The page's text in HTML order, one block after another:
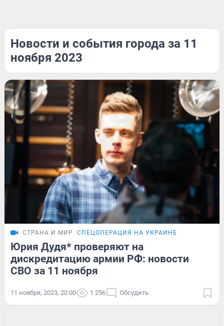
Новости и события города за 11
ноября 2023
СТРАНА И МИР СПЕЦОПЕРАЦИЯ НА УКРАИНЕ
Юрия Дудя* проверяют на
дискредитацию армии РФ: новости
СВО за 11 ноября
11 ноября, 2023, 20:00 1 256 Обсудить